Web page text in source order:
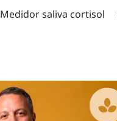
Medidor saliva cortisol